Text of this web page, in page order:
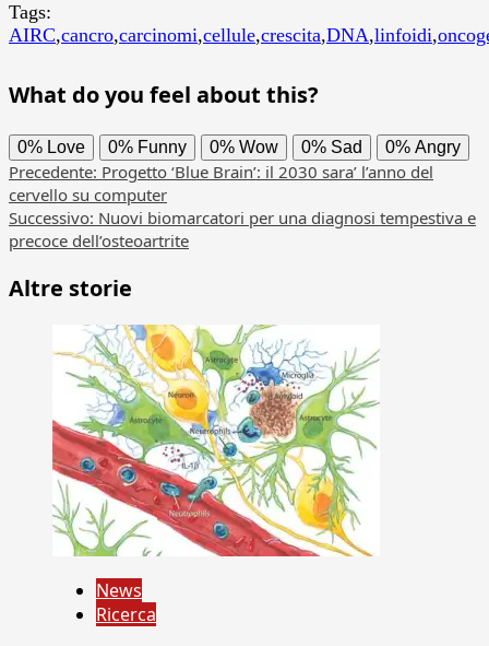
Tags:
AIRC,cancro,carcinomi,cellule,crescita,DNA,linfoidi,
What do you feel about this?
0% Love 0% Funny 0% Wow 0% Sad 0% Angry
Navigazione
articolo
Precedente: Progetto ‘Blue Brain’: il 2030 sara’ l’anno del
cervello su computer
Successivo: Nuovi biomarcatori per una diagnosi tempestiva e
precoce dell’osteoartrite
Altre storie
News
Ricerca